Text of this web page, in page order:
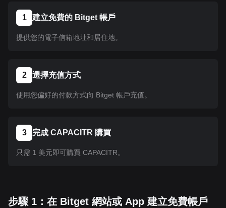
1 建立免費的 Bitget 帳戶
提供您的電子信箱地址和居住地。
2 選擇充值方式
使用您偏好的付款方式向 Bitget 帳戶充值。
3 完成 CAPACITR 購買
只需 1 美元即可購買 CAPACITR。
步驟 1：在 Bitget 網站或 App 建立免費帳戶